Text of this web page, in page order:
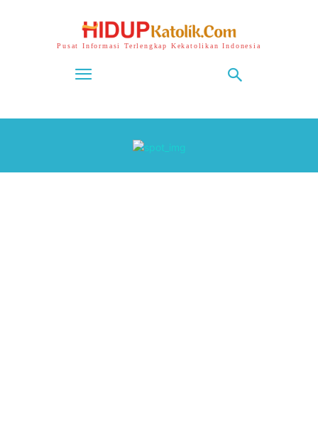
Pusat Informasi Terlengkap Kekatolikan Indonesia